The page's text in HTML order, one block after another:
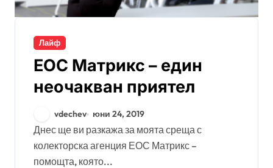
Лайф
ЕОС Матрикс – един
неочакван приятел
vdechev юни 24, 2019
Днес ще ви разкажа за моята среща с
колекторска агенция ЕОС Матрикс –
помощта, която...